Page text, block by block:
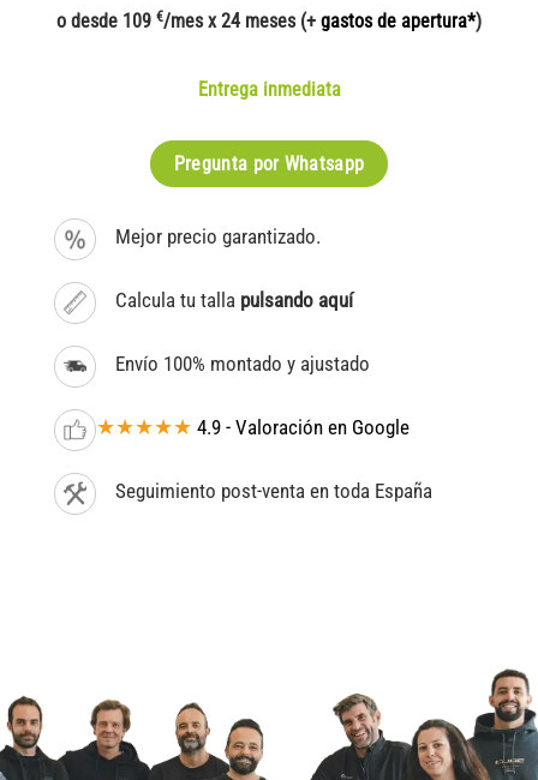
o desde 109 €/mes x 24 meses (+ gastos de apertura*)
Entrega inmediata
Pregunta por Whatsapp
Mejor precio garantizado.
Calcula tu talla pulsando aquí
Envío 100% montado y ajustado
★★★★★ 4.9 - Valoración en Google
Seguimiento post-venta en toda España